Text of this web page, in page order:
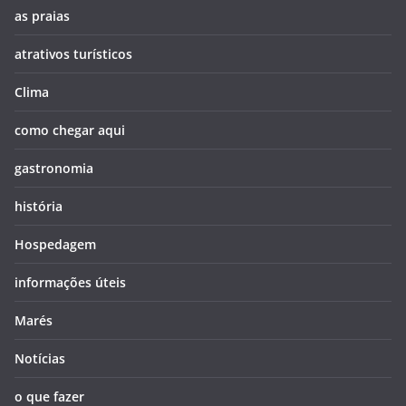
as praias
atrativos turísticos
Clima
como chegar aqui
gastronomia
história
Hospedagem
informações úteis
Marés
Notícias
o que fazer